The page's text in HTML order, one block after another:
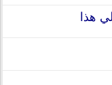
هذا